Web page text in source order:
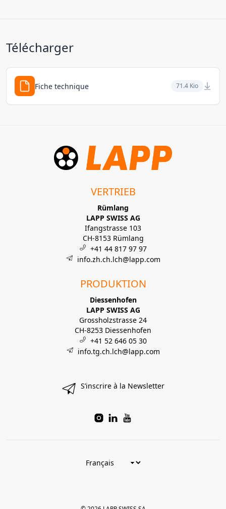
Télécharger
Fiche technique 71.4 Kio
VERTRIEB
Rümlang
LAPP SWISS AG
Ifangstrasse 103
CH-8153 Rümlang
+41 44 817 97 97
info.zh.ch.lch@lapp.com
PRODUKTION
Diessenhofen
LAPP SWISS AG
Grossholzstrasse 24
CH-8253 Diessenhofen
+41 52 646 05 30
info.tg.ch.lch@lapp.com
S’inscrire à la Newsletter